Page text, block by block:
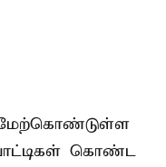
கொண்ட